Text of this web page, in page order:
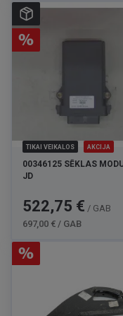
TIKAI VEIKALOS AKCIJA
00346125 SĒKLAS
JD
Cena
522,75 € / GAB
697,00 € / GAB